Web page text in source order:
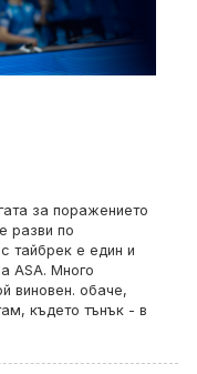
за поражението
разви по
тайбрек е един и
ASA. Много
виновен. обаче,
където тънък - в